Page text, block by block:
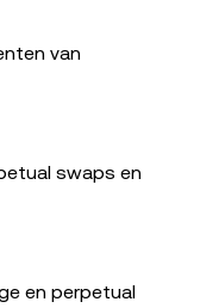
van
swaps en
en perpetual